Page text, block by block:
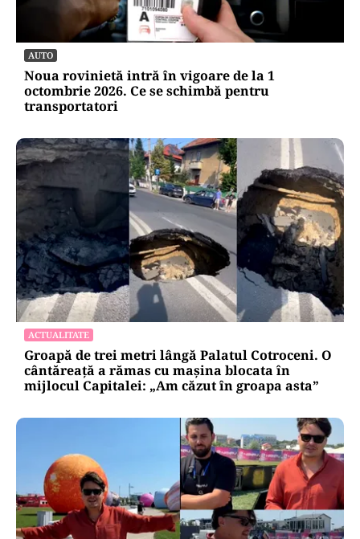
AUTO
Noua rovinietă intră în vigoare de la 1
octombrie 2026. Ce se schimbă pentru
transportatori
ACTUALITATE
Groapă de trei metri lângă Palatul Cotroceni. O
cântăreață a rămas cu mașina blocata în
mijlocul Capitalei: „Am căzut în groapa asta”